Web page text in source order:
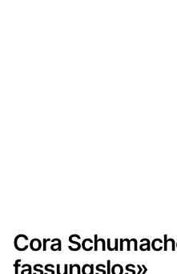
Cora
fassungslos»